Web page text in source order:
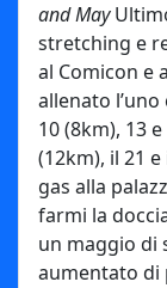
and May
stretching e
al Comicon e
allenato l’uno
10 (8km), 13
(12km), il 21
gas alla
farmi la
un maggio di
aumentato di